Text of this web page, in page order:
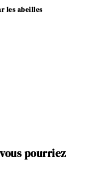
les abeilles
pourriez